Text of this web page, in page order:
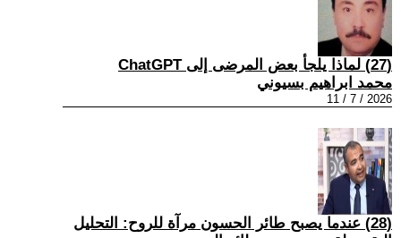
(27) لماذا يلجأ بعض المرضى إلى ChatGPT
محمد ابراهيم بسيوني
2026 / 7 / 11
(28) عندما يصبح طائر الحسون مرآة للروح: التحليل